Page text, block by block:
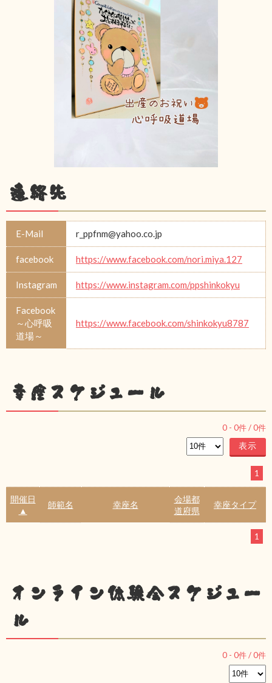
連絡先
E-Mail r_ppfnm@yahoo.co.jp
facebook https://www.facebook.com/nori.miya.127
Instagram https://www.instagram.com/ppshinkokyu
Facebook
～心呼吸
道場～
https://www.facebook.com/shinkokyu8787
幸座スケジュール
0 - 0件 /0件
1
開催日
▲
師範名 幸座名
会場都
道府県
幸座タイプ
1
オンライン体験会スケジュー
ル
0 - 0件 /0件